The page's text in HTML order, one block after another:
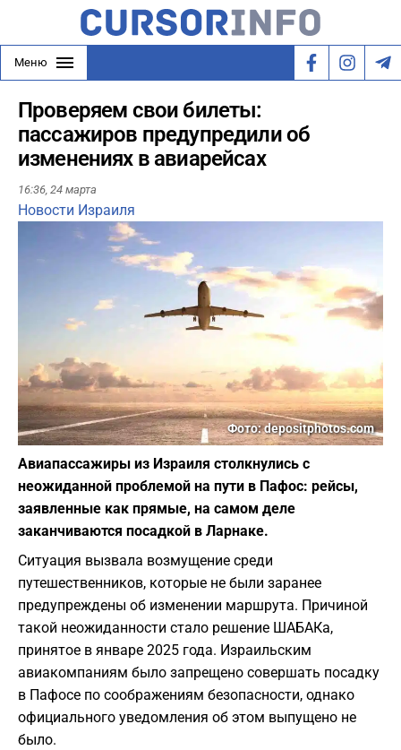
Меню
Проверяем свои билеты:
пассажиров предупредили об
изменениях в авиарейсах
16:36, 24 марта
Новости Израиля
Фото: depositphotos.com
Авиапассажиры из Израиля столкнулись с
неожиданной проблемой на пути в Пафос: рейсы,
заявленные как прямые, на самом деле
заканчиваются посадкой в Ларнаке.
Ситуация вызвала возмущение среди
путешественников, которые не были заранее
предупреждены об изменении маршрута. Причиной
такой неожиданности стало решение ШАБАКа,
принятое в январе 2025 года. Израильским
авиакомпаниям было запрещено совершать посадку
в Пафосе по соображениям безопасности, однако
официального уведомления об этом выпущено не
было.